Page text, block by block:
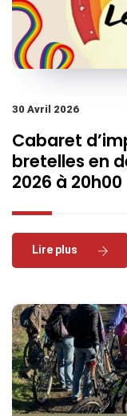
30 Avril 2026
Cabaret
bretelles en
2026 à 20h00
Read More